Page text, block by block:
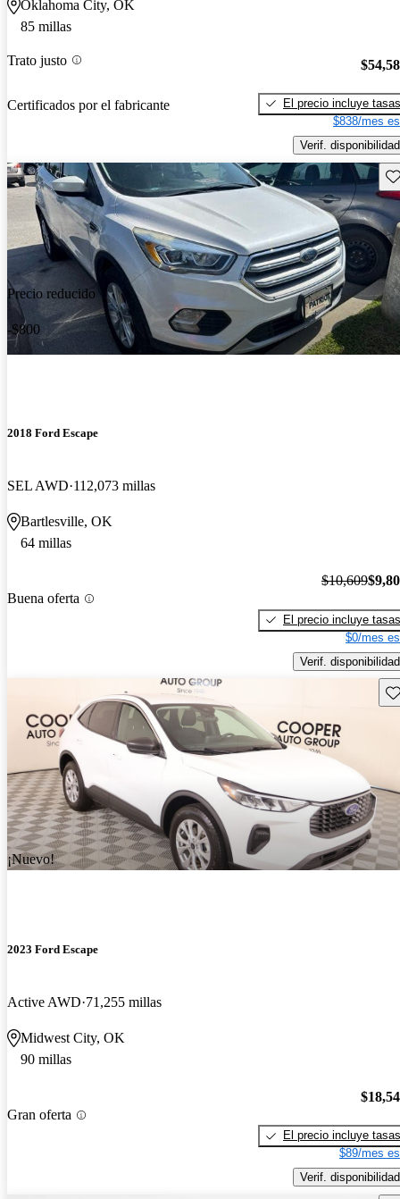
Oklahoma City, OK
85 millas
Trato justo
Certificados por el fabricante
El precio incluye tasas
$838/mes
Verif. disponibilidad
Precio reducido
-$800
2018 Ford Escape
SEL AWD 112,073 millas
Bartlesville, OK
64 millas
Buena oferta
$10,609
El precio incluye tasas
$0/mes
Verif. disponibilidad
¡Nuevo!
2023 Ford Escape
Active AWD 71,255 millas
Midwest City, OK
90 millas
Gran oferta
El precio incluye tasas
$89/mes
Verif. disponibilidad